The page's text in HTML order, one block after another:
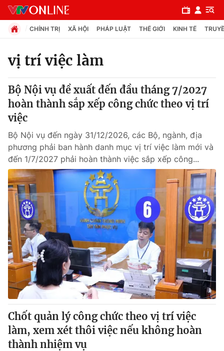
Chuyên mục
Chính trị
Xã hội
Pháp luật
Y tế
Thế giới
Tin tức
Thế giới đó đây
Câu chuyện quốc tế
Kinh tế
Tài chính
Thị trường
Góc doanh nghiệp
Dữ liệu và đời sống
Truyền hình
Phim VTV
Hậu trường
Giải trí
CHÍNH TRỊ XÃ HỘI PHÁP LUẬT THẾ GIỚI KINH TẾ
vị trí việc làm
Bộ Nội vụ đề xuất đến đầu tháng 7/2027
hoàn thành sắp xếp công chức theo vị trí
việc
Bộ Nội vụ đến ngày 31/12/2026, các Bộ, ngành, địa
phương phải ban hành danh mục vị trí việc làm mới và
đến 1/7/2027 phải hoàn thành việc sắp xếp công...
Chốt quản lý công chức theo vị trí việc
làm, xem xét thôi việc nếu không hoàn
thành nhiệm vụ